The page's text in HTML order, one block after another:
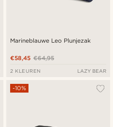
Marineblauwe Leo Plunjezak
€64,95
€58,45
2 KLEUREN LAZY BEAR
-10%